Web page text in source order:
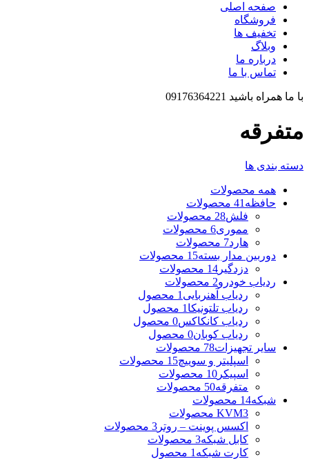
صفحه اصلی
فروشگاه
تخفیف ها
وبلاگ
درباره ما
تماس با ما
با ما همراه باشید 09176364221
متفرقه
دسته بندی ها
همه محصولات
حافظه 41 محصولات
فلش28 محصولات
مموری6 محصولات
هارد7 محصولات
دوربین مدار بسته15 محصولات
دزدگیر 14 محصولات
ردیاب خودرو2 محصولات
ردیاب آهنربایی 1 محصول
ردیاب تلتونیکا 1 محصول
ردیاب کانکاکس0 محصول
ردیاب کوبان0 محصول
سایر تجهیزات78 محصولات
اسپلیتر و سوییچ15 محصولات
اسپیکر 10 محصولات
متفرقه50 محصولات
شبکه14 محصولات
KVM3 محصولات
اکسس پوینت – روتر 3 محصولات
کابل شبکه3 محصولات
کارت شبکه 1 محصول